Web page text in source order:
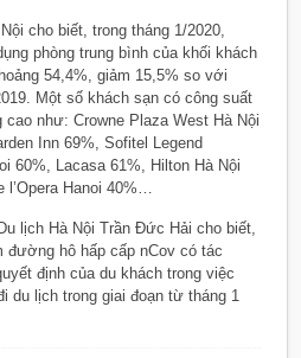
cho biết, trong tháng 1/2020,
phòng trung bình của khối khách
54,4%, giảm 15,5% so với
Một số khách sạn có công suất
cao như: Crowne Plaza West Hà Nội
Inn 69%, Sofitel Legend
60%, Lacasa 61%, Hilton Hà Nội
l’Opera Hanoi 40%…
lịch Hà Nội Trần Đức Hải cho biết,
đường hô hấp cấp nCov có tác
định của du khách trong việc
du lịch trong giai đoạn từ tháng 1